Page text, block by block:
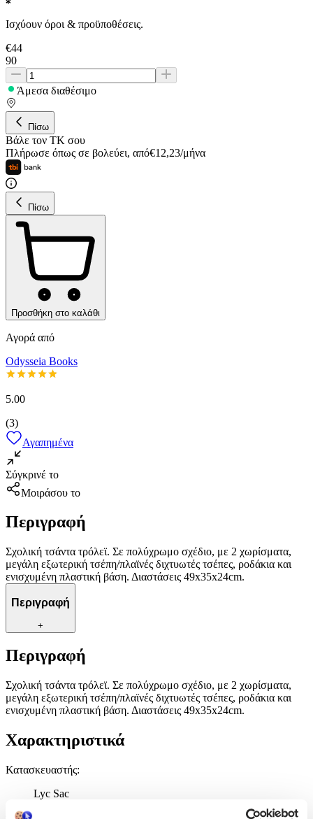
Ισχύουν όροι & προϋποθέσεις.
€44
90
Άμεσα διαθέσιμο
Πίσω
Βάλε τον ΤΚ σου
Πλήρωσε όπως σε βολεύει, από€12,23/μήνα
Πίσω
Προσθήκη στο καλάθι
Αγορά από
Odysseia Books
5.00
(3)
Αγαπημένα
Σύγκρινέ το
Μοιράσου το
Περιγραφή
Σχολική τσάντα τρόλεϊ. Σε πολύχρωμο σχέδιο, με 2 χωρίσματα,
μεγάλη εξωτερική τσέπη/πλαϊνές διχτυωτές τσέπες, ροδάκια και
ενισχυμένη πλαστική βάση. Διαστάσεις 49x35x24cm.
Περιγραφή
+
Περιγραφή
Σχολική τσάντα τρόλεϊ. Σε πολύχρωμο σχέδιο, με 2 χωρίσματα,
μεγάλη εξωτερική τσέπη/πλαϊνές διχτυωτές τσέπες, ροδάκια και
ενισχυμένη πλαστική βάση. Διαστάσεις 49x35x24cm.
Χαρακτηριστικά
Κατασκευαστής:
Lyc Sac